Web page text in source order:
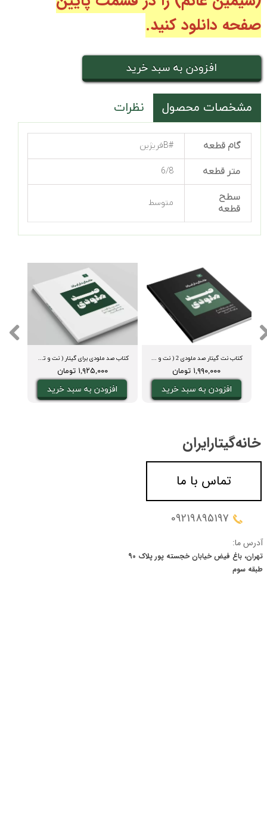
صفحه دانلود کنید.
افزودن به سبد خرید
مشخصات محصول نظرات
گام قطعه #Bفریژین
متر قطعه 6/8
سطح
قطعه
متوسط
کتاب صد ملودی برای گیتار ( نت و تبلچر، آکورد، ویدیوی اجرا و بکینگ ترک)
۱,۹۲۵,۰۰۰ تومان
افزودن به سبد خرید
کتاب نت گیتار صد ملودی 2 ( نت و تبلچر، آکورد، ویدیوی اجرا و بکینگ ترک)
۱,۹۹۰,۰۰۰ تومان
افزودن به سبد خرید
خانه‌گیتار‌ایران
09219895197
آدرس ما:
تهران، باغ فیض خیابان خجسته پور پلاک 90
​​​​​​​طبقه سوم
تماس با ما